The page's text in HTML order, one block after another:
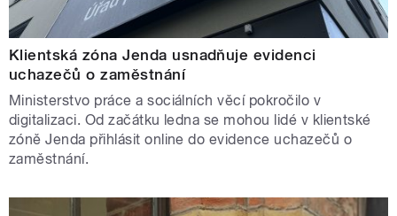
Klientská zóna Jenda usnadňuje evidenci
uchazečů o zaměstnání
Ministerstvo práce a sociálních věcí pokročilo v
digitalizaci. Od začátku ledna se mohou lidé v klientské
zóně Jenda přihlásit online do evidence uchazečů o
zaměstnání.